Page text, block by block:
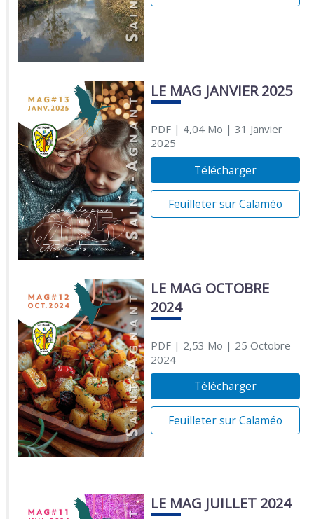
LE MAG JANVIER 2025
PDF| 4,04 Mo | 31 Janvier
2025
Télécharger
Feuilleter sur Calaméo
LE MAG OCTOBRE
2024
PDF| 2,53 Mo | 25 Octobre
2024
Télécharger
Feuilleter sur Calaméo
LE MAG JUILLET 2024